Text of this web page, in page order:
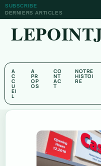
SUBSCRIBE
DERNIERS ARTICLES
A
C
C
U
EI
L
A
PR
OP
OS
CO
NT
AC
T
NOTRE
HISTOI
RE